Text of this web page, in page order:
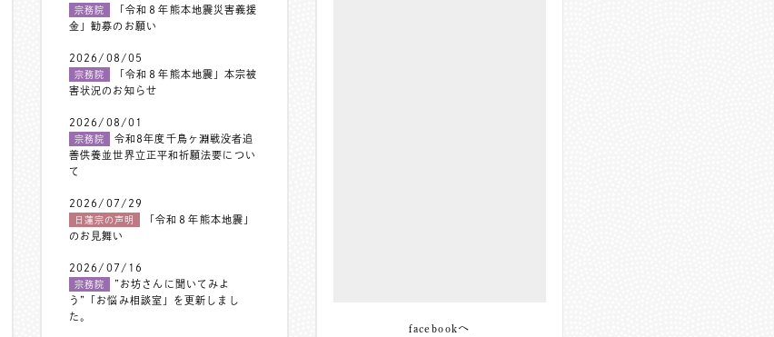
宗務院
「令和８年熊本地震災害義援
金」勧募のお願い
2026/08/05
宗務院
「令和８年熊本地震」本宗被
害状況のお知らせ
2026/08/01
宗務院
令和8年度千鳥ヶ淵戦没者追
善供養並世界立正平和祈願法要につい
て
2026/07/29
日蓮宗の声明
「令和８年熊本地震」
のお見舞い
2026/07/16
宗務院
”お坊さんに聞いてみよ
う”「お悩み相談室」を更新しまし
た。
facebookへ